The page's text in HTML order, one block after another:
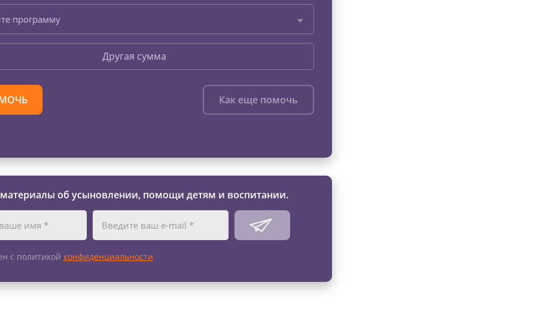
программу
Другая сумма
Как еще помочь
об усыновлении, помощи детям и воспитании.
с политикой конфиденциальности